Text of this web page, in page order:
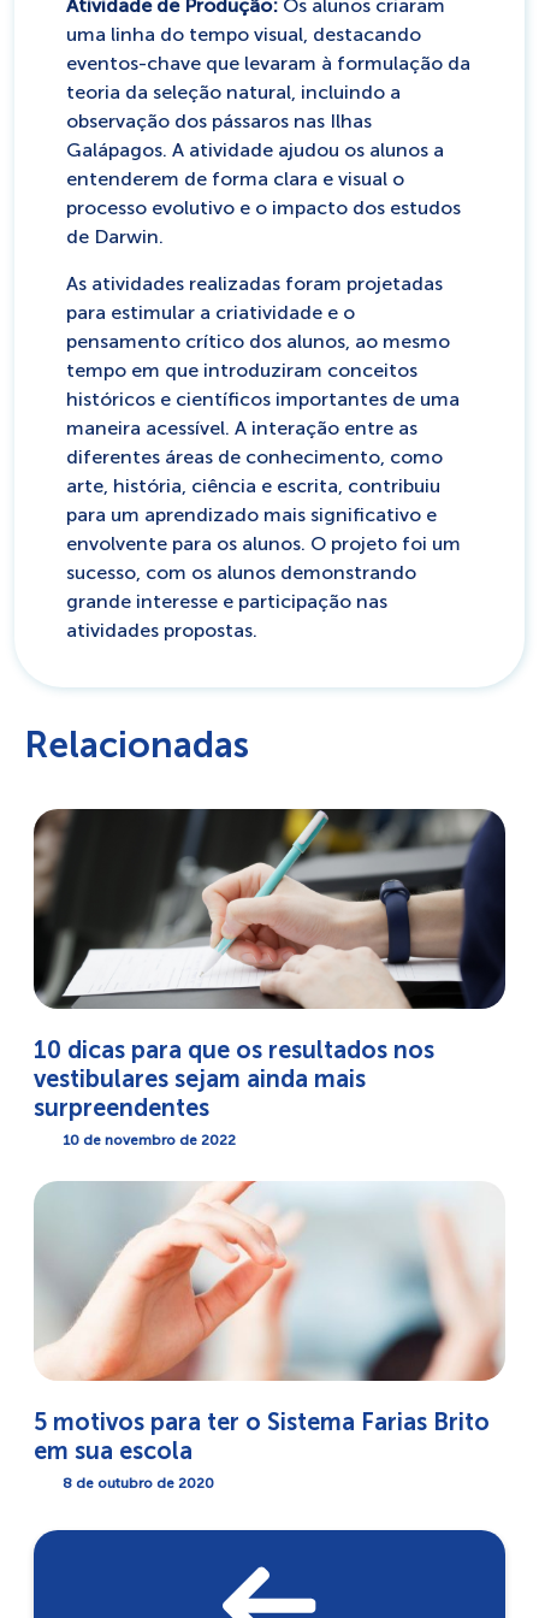
Atividade de Produção: Os alunos criaram
uma linha do tempo visual, destacando
eventos-chave que levaram à formulação da
teoria da seleção natural, incluindo a
observação dos pássaros nas Ilhas
Galápagos. A atividade ajudou os alunos a
entenderem de forma clara e visual o
processo evolutivo e o impacto dos estudos
de Darwin.
As atividades realizadas foram projetadas
para estimular a criatividade e o
pensamento crítico dos alunos, ao mesmo
tempo em que introduziram conceitos
históricos e científicos importantes de uma
maneira acessível. A interação entre as
diferentes áreas de conhecimento, como
arte, história, ciência e escrita, contribuiu
para um aprendizado mais significativo e
envolvente para os alunos. O projeto foi um
sucesso, com os alunos demonstrando
grande interesse e participação nas
atividades propostas.
Relacionadas
10 dicas para que os resultados nos
vestibulares sejam ainda mais
surpreendentes
10 de novembro de 2022
5 motivos para ter o Sistema Farias Brito
em sua escola
8 de outubro de 2020